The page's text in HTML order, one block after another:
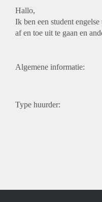
Hallo,
Ik ben een student
af en toe uit te gaan en
Algemene informatie:
Type huurder: